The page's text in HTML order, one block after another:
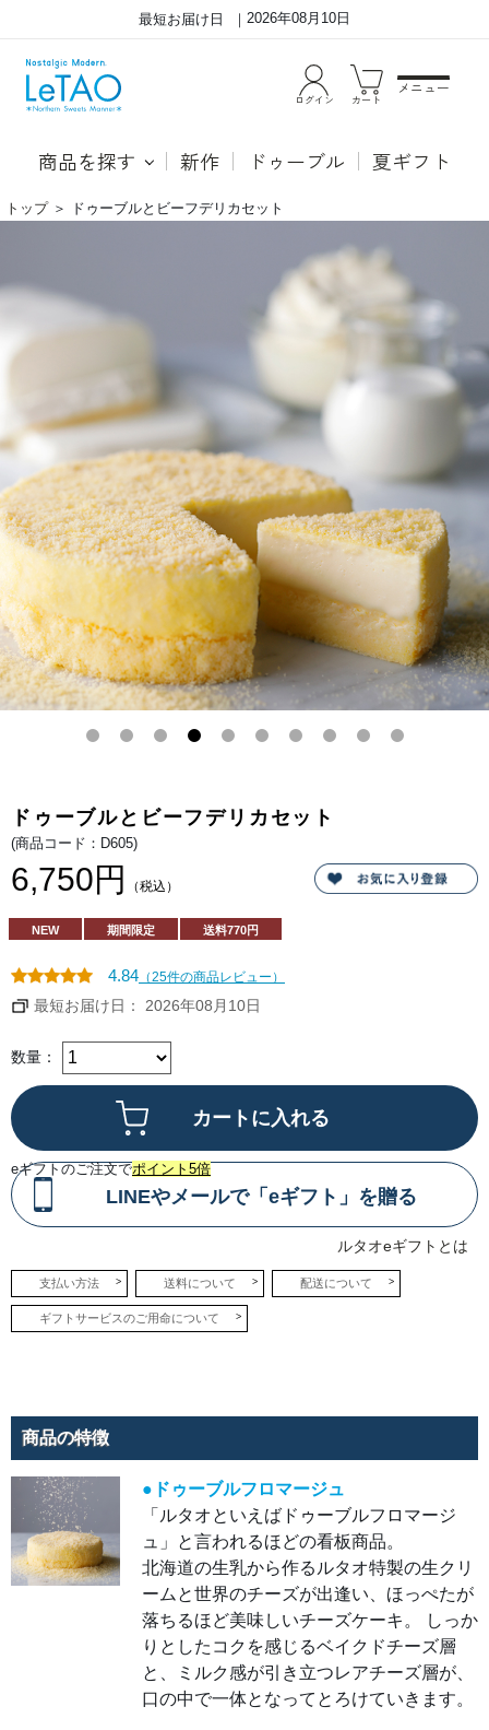
最短お届け日 2026年08月10日
ログイン カート
メニュー
商品を探す 新作 ドゥーブル 夏ギフト
トップ ＞
ドゥーブルとビーフデリカセット
ル
と
デ
マー
ジュ
とい
ージ
ュ」
われ
るほ
どの
看板
商
品。
北海
道の
生乳
から
作る
ルタ
オ特
製の
生ク
リー
ムと
世界
ぺた
が落
ちる
ほど
美味
しい
チー
ー
キ。
かり
とし
たコ
クを
イク
ドチ
層
が引
き立
つレ
ーズ
層
一体
とな
って
とろ
けて
●ル
タオ
オリ
ジナ
勝豊
西牛
ビー
フハ
ンバ
ーグ
北海
道十
ドゥーブルとビーフデリカセット
(商品コード：D605)
6,750円 （税込）
NEW 期間限定 送料770円
4.84 （25件の商品レビュー）
最短お届け日： 2026年08月10日
数量：
eギフトのご注文でポイント5倍
LINEやメールで「eギフト」を贈る
ルタオeギフトとは
支払い方法 送料について 配送について
ギフトサービスのご用命について
商品の特徴
●ドゥーブルフロマージュ
「ルタオといえばドゥーブルフロマージ
ュ」と言われるほどの看板商品。
北海道の生乳から作るルタオ特製の生クリ
ームと世界のチーズが出逢い、ほっぺたが
落ちるほど美味しいチーズケーキ。 しっか
りとしたコクを感じるベイクドチーズ層
と、ミルク感が引き立つレアチーズ層が、
口の中で一体となってとろけていきます。